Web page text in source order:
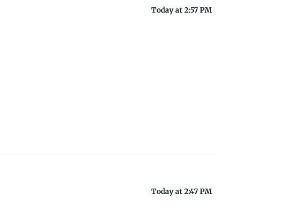
Today at 2:57 PM
Today at 2:47 PM